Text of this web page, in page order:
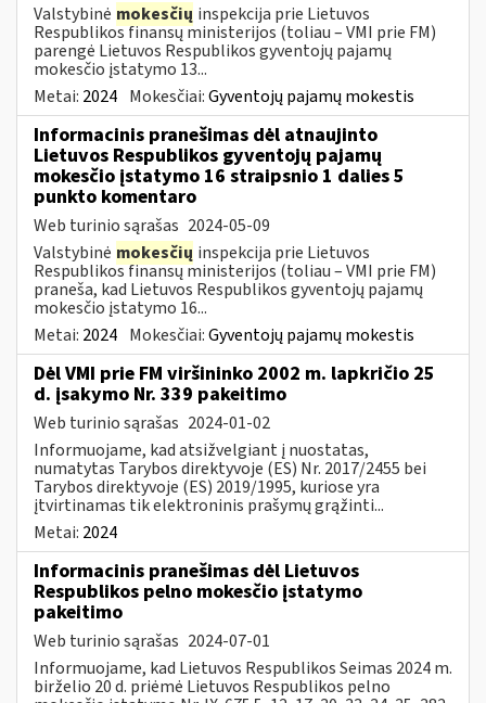
Valstybinė mokesčių inspekcija prie Lietuvos
Respublikos finansų ministerijos (toliau – VMI prie FM)
parengė Lietuvos Respublikos gyventojų pajamų
mokesčio įstatymo 13...
Metai: 2024 Mokesčiai:Gyventojų pajamų mokestis
Informacinis pranešimas dėl atnaujinto
Lietuvos Respublikos gyventojų pajamų
mokesčio įstatymo 16 straipsnio 1 dalies 5
punkto komentaro
Web turinio sąrašas 2024-05-09
Valstybinė mokesčių inspekcija prie Lietuvos
Respublikos finansų ministerijos (toliau – VMI prie FM)
praneša, kad Lietuvos Respublikos gyventojų pajamų
mokesčio įstatymo 16...
Metai: 2024 Mokesčiai:Gyventojų pajamų mokestis
Dėl VMI prie FM viršininko 2002 m. lapkričio 25
d. įsakymo Nr. 339 pakeitimo
Web turinio sąrašas 2024-01-02
Informuojame, kad atsižvelgiant į nuostatas,
numatytas Tarybos direktyvoje (ES) Nr. 2017/2455 bei
Tarybos direktyvoje (ES) 2019/1995, kuriose yra
įtvirtinamas tik elektroninis prašymų grąžinti...
Metai: 2024
Informacinis pranešimas dėl Lietuvos
Respublikos pelno mokesčio įstatymo
pakeitimo
Web turinio sąrašas 2024-07-01
Informuojame, kad Lietuvos Respublikos Seimas 2024 m.
birželio 20 d. priėmė Lietuvos Respublikos pelno